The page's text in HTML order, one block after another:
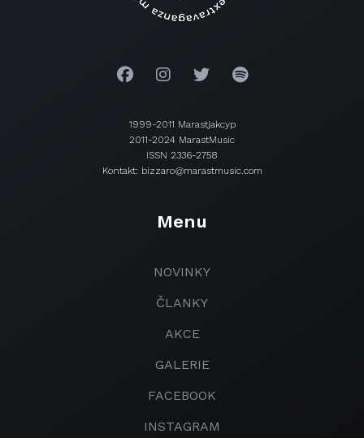
1999-2011 Marastjakcyp
2011-2024 MarastMusic
ISSN 2336-2758
Kontakt: bizzaro@marastmusic.com
Menu
NOVINKY
ČLANKY
AKCE
GALERIE
FACEBOOK
INSTAGRAM